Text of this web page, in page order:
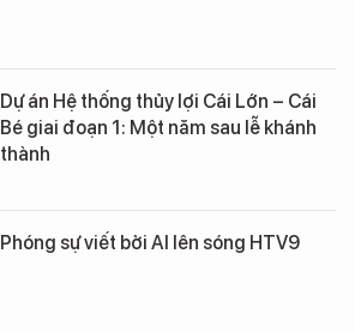
Dự án Hệ thống thủy lợi Cái Lớn – Cái
Bé giai đoạn 1: Một năm sau lễ khánh
thành
Phóng sự viết bởi AI lên sóng HTV9